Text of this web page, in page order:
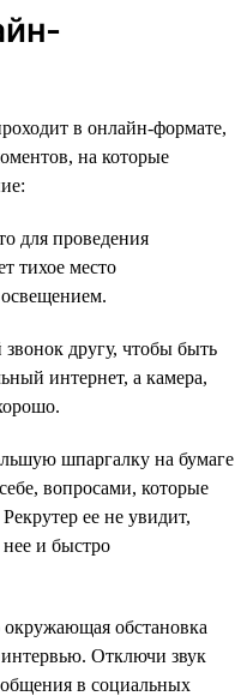
в онлайн-формате,
на которые
для проведения
тихое место
звонок другу, чтобы быть
интернет, а камера,
шпаргалку на бумаге
вопросами, которые
ее не увидит,
и быстро
обстановка
интервью. Отключи звук
в социальных